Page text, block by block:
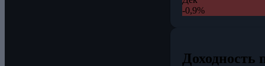
-0,9%
Доходность